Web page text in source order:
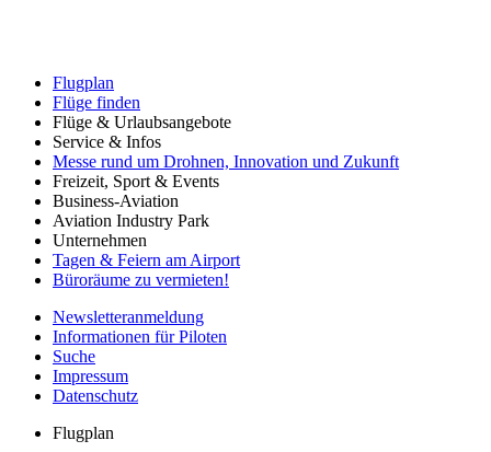
Flugplan
Flüge finden
Flüge & Urlaubsangebote
Service & Infos
Messe rund um Drohnen, Innovation und Zukunft
Freizeit, Sport & Events
Business-Aviation
Aviation Industry Park
Unternehmen
Tagen & Feiern am Airport
Büroräume zu vermieten!
Newsletteranmeldung
Informationen für Piloten
Suche
Impressum
Datenschutz
Flugplan